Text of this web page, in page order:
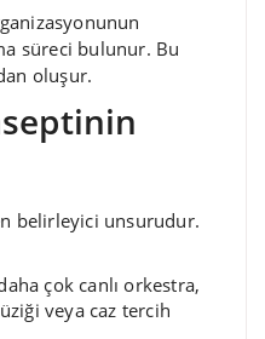
süreci bulunur. Bu
oluşur.
belirleyici unsurudur.
çok canlı orkestra,
veya caz tercih